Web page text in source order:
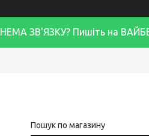
НЕМА ЗВ'ЯЗКУ? Пишіть на